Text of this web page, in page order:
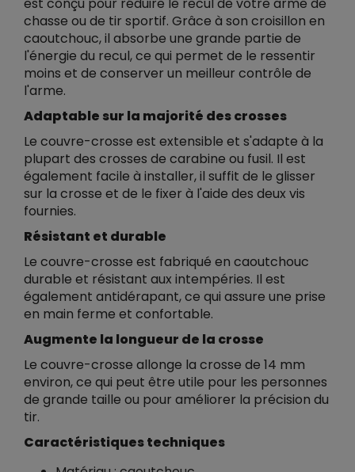
est conçu pour réduire le recul de votre arme de
chasse ou de tir sportif. Grâce à son croisillon en
caoutchouc, il absorbe une grande partie de
l'énergie du recul, ce qui permet de le ressentir
moins et de conserver un meilleur contrôle de
l'arme.
Adaptable sur la majorité des crosses
Le couvre-crosse est extensible et s'adapte à la
plupart des crosses de carabine ou fusil. Il est
également facile à installer, il suffit de le glisser
sur la crosse et de le fixer à l'aide des deux vis
fournies.
Résistant et durable
Le couvre-crosse est fabriqué en caoutchouc
durable et résistant aux intempéries. Il est
également antidérapant, ce qui assure une prise
en main ferme et confortable.
Augmente la longueur de la crosse
Le couvre-crosse allonge la crosse de 14 mm
environ, ce qui peut être utile pour les personnes
de grande taille ou pour améliorer la précision du
tir.
Caractéristiques techniques